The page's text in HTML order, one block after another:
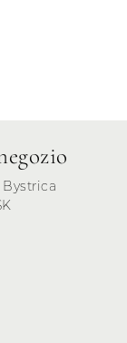
Bystrica